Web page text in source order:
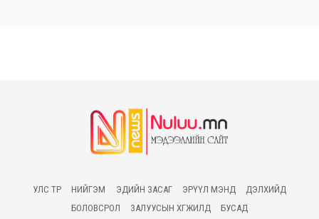
УЛС ТӨР НИЙГЭМ ЭДИЙН ЗАСАГ ЭРҮҮЛ МЭНД
ДЭЛХИЙД
БОЛОВСРОЛ
ЗАЛУУСЫН ХӨГЖИЛД БУСАД